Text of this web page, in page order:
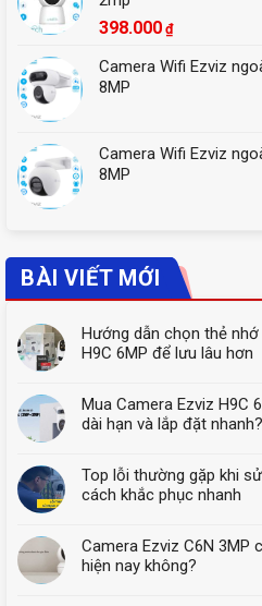
398.000 ₫
Camera Wifi Ezviz
8MP
Camera Wifi Ezviz
8MP
BÀI VIẾT MỚI
Hướng dẫn chọn thẻ
H9C 6MP để lưu lâu hơn
Mua Camera Ezviz H9C
dài hạn và lắp đặt nhanh?
Top lỗi thường gặp khi
cách khắc phục nhanh
Camera Ezviz C6N 3MP
hiện nay không?